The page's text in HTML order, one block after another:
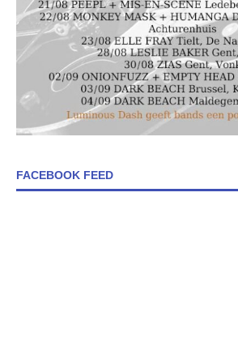
FACEBOOK FEED